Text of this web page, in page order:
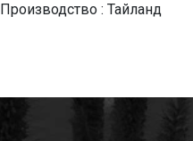
Производство : Тайланд